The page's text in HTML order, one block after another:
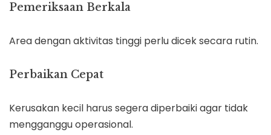
Pemeriksaan Berkala
Area dengan aktivitas tinggi perlu dicek secara rutin.
Perbaikan Cepat
Kerusakan kecil harus segera diperbaiki agar tidak
mengganggu operasional.